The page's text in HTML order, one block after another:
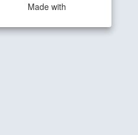
Made with